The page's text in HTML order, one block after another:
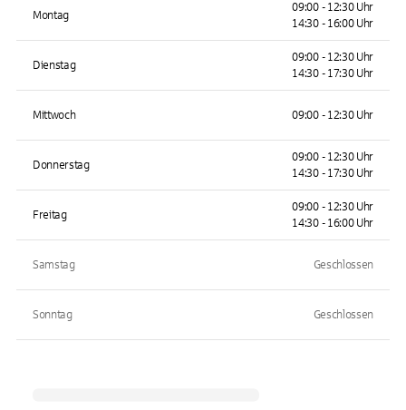
Montag
09:00 - 12:30 Uhr
14:30 - 16:00 Uhr
Dienstag
09:00 - 12:30 Uhr
14:30 - 17:30 Uhr
Mittwoch 09:00 - 12:30 Uhr
Donnerstag
09:00 - 12:30 Uhr
14:30 - 17:30 Uhr
Freitag
09:00 - 12:30 Uhr
14:30 - 16:00 Uhr
Samstag Geschlossen
Sonntag Geschlossen